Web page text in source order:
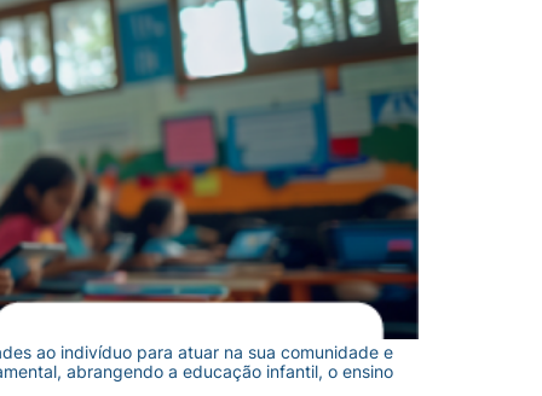
ao indivíduo para atuar na sua comunidade e
abrangendo a educação infantil, o ensino